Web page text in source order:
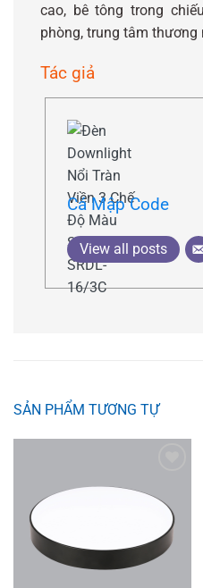
cao, bê tông trong
phòng, trung tâm thương
Tác giả
Cá Mập Code
View all posts
SẢN PHẨM TƯƠNG TỰ
wishlist